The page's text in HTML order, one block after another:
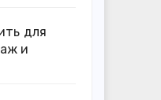
для
и